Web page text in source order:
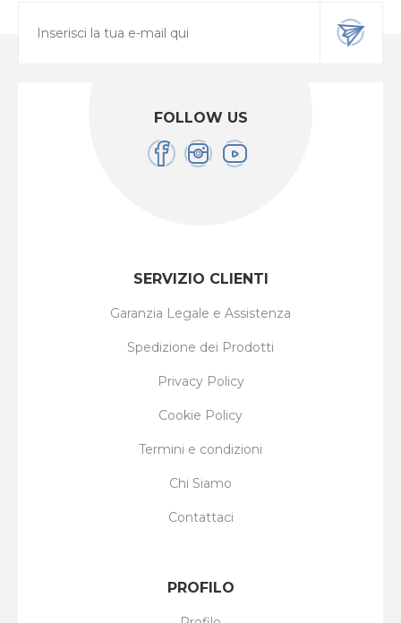
FOLLOW US
SERVIZIO CLIENTI
Garanzia Legale e Assistenza
Spedizione dei Prodotti
Privacy Policy
Cookie Policy
Termini e condizioni
Chi Siamo
Contattaci
PROFILO